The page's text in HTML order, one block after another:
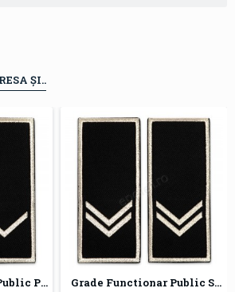
ȘI..
Grade Functionar Public Principal Politia Locala Grade Functionar Public Superior Politia Locala